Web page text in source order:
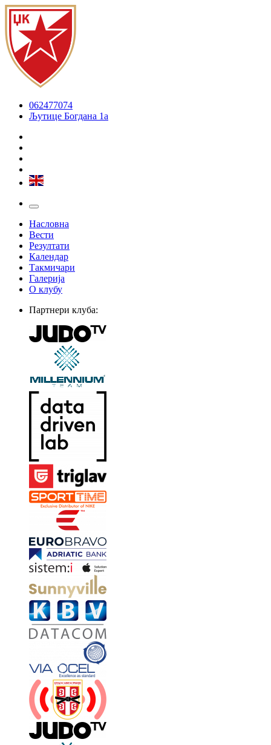
062477074
Љутице Богдана 1а
Насловна
Вести
Резултати
Календар
Такмичари
Галерија
О клубу
Партнери клуба: